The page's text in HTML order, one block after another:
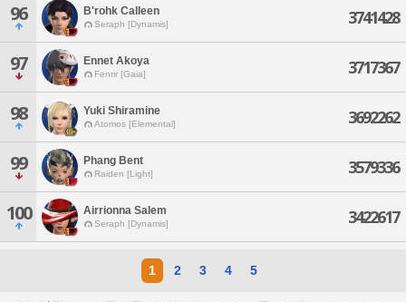
96 B'rohk Calleen
Seraph [Dynamis] 3741428
97 Ennet Akoya
Fenrir [Gaia] 3717367
98 Yuki Shiramine
Atomos [Elemental] 3692262
99 Phang Bent
Raiden [Light] 3579336
100 Airrionna Salem
Seraph [Dynamis] 3422617
1 2 3 4 5